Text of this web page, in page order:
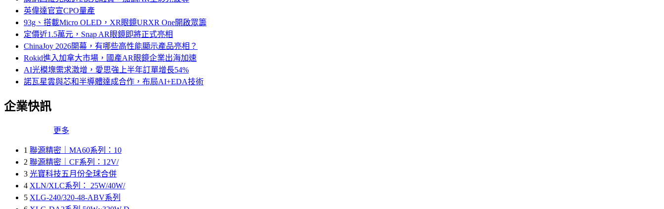
英偉達官宣CPO量產
93g、搭載Micro OLED，XR眼鏡URXR One開啟眾籌
定價近1.5萬元，Snap AR眼鏡即將正式亮相
ChinaJoy 2026開幕，有哪些高性能顯示產品亮相？
Rokid進入加拿大市場，國產AR眼鏡企業出海加速
AI光模塊需求激增，愛思強上半年訂單增長54%
諾瓦星雲與芯和半導體達成合作，布局AI+EDA技術
企業快訊
更多
1 聯源精密｜MA60系列：10
2 聯源精密｜CF系列：12V/
3 光寶科技五月份全球合併
4 XLN/XLC系列： 25W/40W/
5 XLG-240/320-48-ABV系列